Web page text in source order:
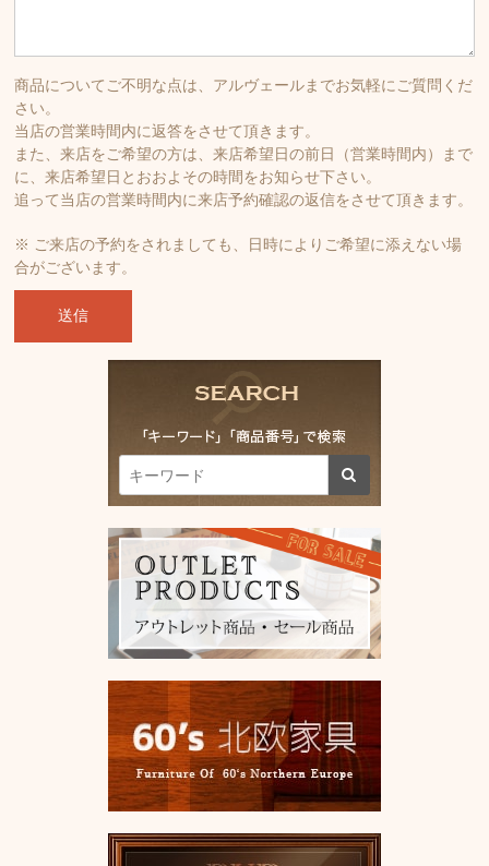
商品についてご不明な点は、アルヴェールまでお気軽にご質問くだ
さい。
当店の営業時間内に返答をさせて頂きます。
また、来店をご希望の方は、来店希望日の前日（営業時間内）まで
に、来店希望日とおおよその時間をお知らせ下さい。
追って当店の営業時間内に来店予約確認の返信をさせて頂きます。
※ ご来店の予約をされましても、日時によりご希望に添えない場
合がございます。